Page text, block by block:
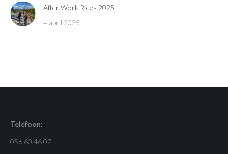
After Work Rides 2025
4 april 2025
Telefoon:
056 60 46 07